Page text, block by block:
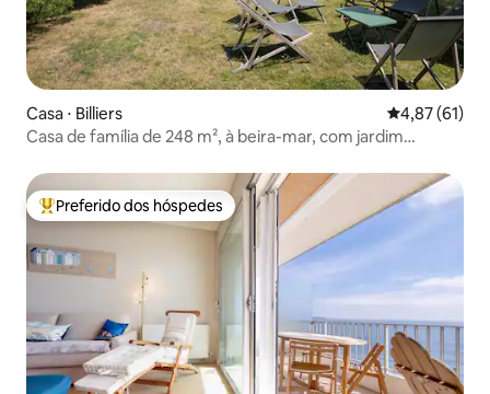
Casa ⋅ Billiers 4,87 de uma
4,87 (61)
Casa de família de 248 m², à beira-mar, com jardim
Entre os melhores preferidos dos hóspedes
Preferido dos hóspedes